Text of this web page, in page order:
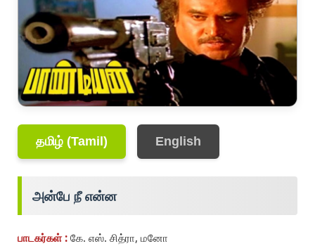
தமிழ் (Tamil) English
அன்பே நீ என்ன
பாடகர்கள் : கே. எஸ். சித்ரா, மனோ